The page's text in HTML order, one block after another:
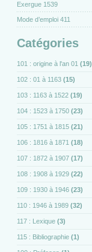
Exergue 1539
Mode d’emploi 411
Catégories
101 : origine à l'an 01 (19)
102 : 01 à 1163 (15)
103 : 1163 à 1522 (19)
104 : 1523 à 1750 (23)
105 : 1751 à 1815 (21)
106 : 1816 à 1871 (18)
107 : 1872 à 1907 (17)
108 : 1908 à 1929 (22)
109 : 1930 à 1946 (23)
110 : 1946 à 1989 (32)
117 : Lexique (3)
115 : Bibliographie (1)